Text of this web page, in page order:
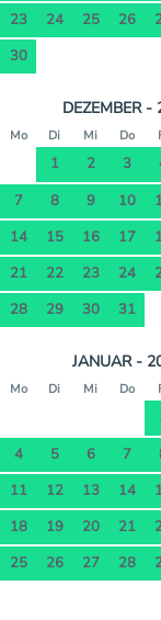
23
24 25 26
30
DEZEMBER -
Mo Di Mi Do
1 2 3
7
8 9 10
14
15 16 17
21
22 23 24
28
29 30 31
JANUAR -
Mo Di Mi Do
4
5 6 7
11
12 13 14
18
19 20 21
25
26 27 28